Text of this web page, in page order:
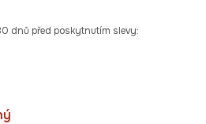
dnů před poskytnutím slevy: